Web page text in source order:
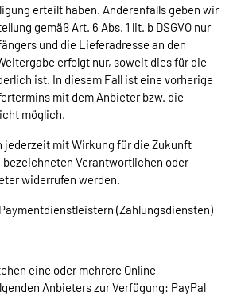
erteilt haben. Anderenfalls geben wir
gemäß Art. 6 Abs. 1 lit. b DSGVO nur
und die Lieferadresse an den
erfolgt nur, soweit dies für die
ist. In diesem Fall ist eine vorherige
mit dem Anbieter bzw. die
möglich.
jederzeit mit Wirkung für die Zukunft
bezeichneten Verantwortlichen oder
widerrufen werden.
(Zahlungsdiensten)
eine oder mehrere Online-
Anbieters zur Verfügung: PayPal